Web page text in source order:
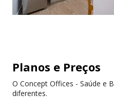
Planos e Preços
O Concept Offices - Saúde e
diferentes.